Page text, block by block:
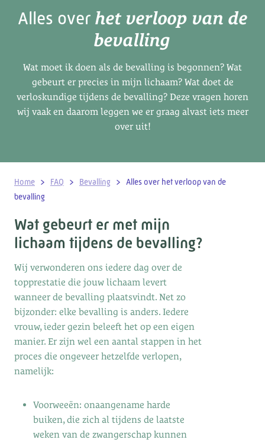
Alles over het verloop van de
bevalling
Wat moet ik doen als de bevalling is begonnen? Wat
gebeurt er precies in mijn lichaam? Wat doet de
verloskundige tijdens de bevalling? Deze vragen horen
wij vaak en daarom leggen we er graag alvast iets meer
over uit!
Home > FAQ > Bevalling >
Alles over het verloop van de
bevalling
Wat gebeurt er met mijn
lichaam tijdens de bevalling?
Wij verwonderen ons iedere dag over de
topprestatie die jouw lichaam levert
wanneer de bevalling plaatsvindt. Net zo
bijzonder: elke bevalling is anders. Iedere
vrouw, ieder gezin beleeft het op een eigen
manier. Er zijn wel een aantal stappen in het
proces die ongeveer hetzelfde verlopen,
namelijk:
Voorweeën: onaangename harde
buiken, die zich al tijdens de laatste
weken van de zwangerschap kunnen